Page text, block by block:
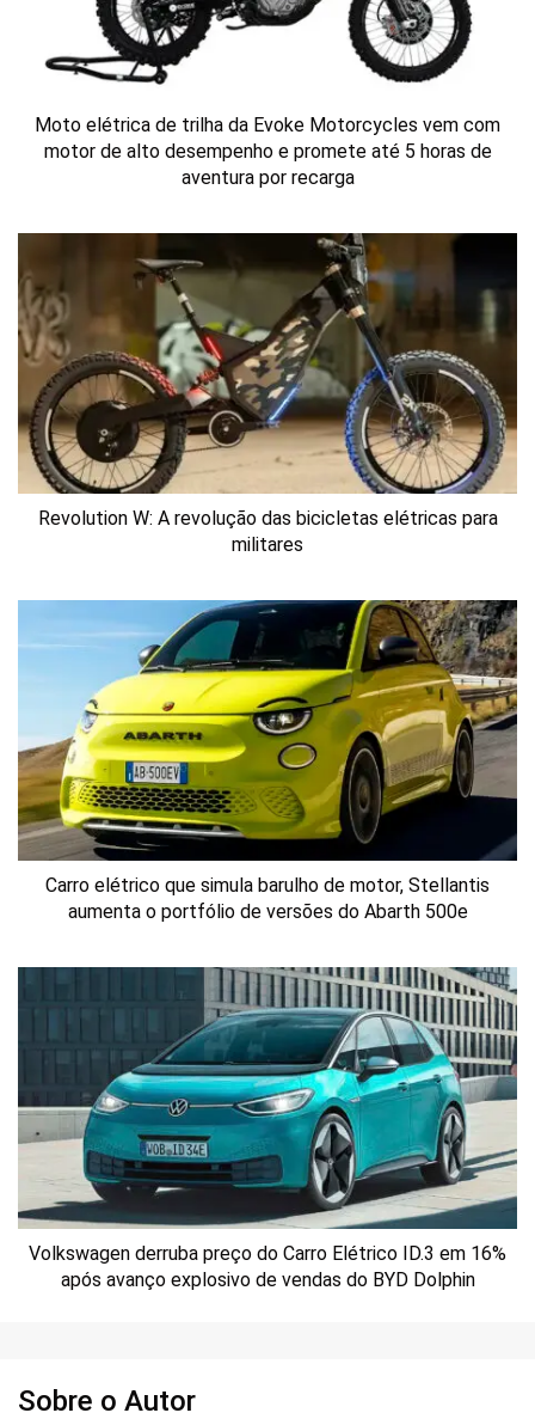
Moto elétrica de trilha da Evoke Motorcycles vem com
motor de alto desempenho e promete até 5 horas de
aventura por recarga
Revolution W: A revolução das bicicletas elétricas para
militares
Carro elétrico que simula barulho de motor, Stellantis
aumenta o portfólio de versões do Abarth 500e
Volkswagen derruba preço do Carro Elétrico ID.3 em 16%
após avanço explosivo de vendas do BYD Dolphin
Sobre o Autor